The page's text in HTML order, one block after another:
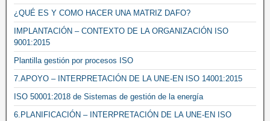
¿QUÉ ES Y COMO HACER UNA MATRIZ DAFO?
IMPLANTACIÓN – CONTEXTO DE LA ORGANIZACIÓN ISO
9001:2015
Plantilla gestión por procesos ISO
7.APOYO – INTERPRETACIÓN DE LA UNE-EN ISO 14001:2015
ISO 50001:2018 de Sistemas de gestión de la energía
6.PLANIFICACIÓN – INTERPRETACIÓN DE LA UNE-EN ISO